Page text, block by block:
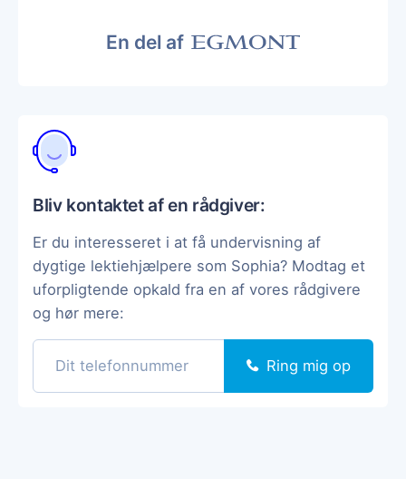
En del af
Bliv kontaktet af en rådgiver:
Er du interesseret i at få undervisning af
dygtige lektiehjælpere som Sophia? Modtag et
uforpligtende opkald fra en af vores rådgivere
og hør mere:
Ring mig op